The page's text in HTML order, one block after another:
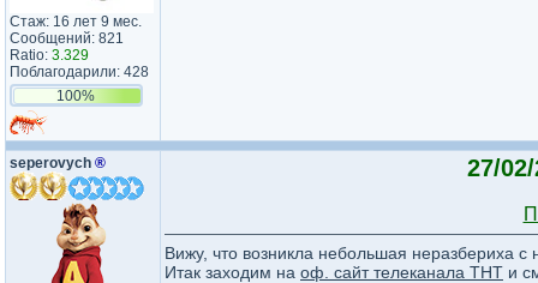
Стаж: 16 лет 9 мес.
Сообщений: 821
Ratio: 3.329
Поблагодарили: 428
100%
seperovych ® 27/
Вижу, что возникла небольшая неразбериха с
Итак заходим на оф. сайт телеканала ТНТ и